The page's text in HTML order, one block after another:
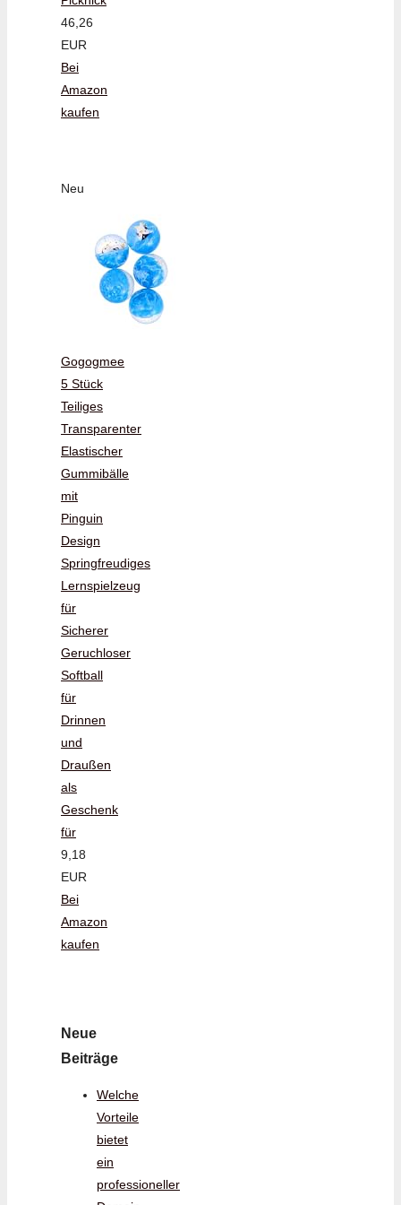
46,26
EUR
Bei
Amazon
kaufen
Neu
Gogogmee
5 Stück
Teiliges
Transparenter
Elastischer
Gummibälle
mit
Pinguin
Design
Springfreudiges
Lernspielzeug
für
Sicherer
Geruchloser
Softball
für
Drinnen
und
Draußen
als
Geschenk
für
9,18
EUR
Bei
Amazon
kaufen
Neue
Beiträge
Welche
Vorteile
bietet
ein
professioneller